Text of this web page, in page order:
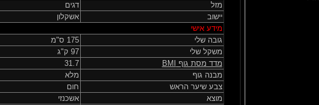
מזל
דגים
יישוב
אשקלון
מידע אישי
גובה שלי
175 ס"מ
משקל שלי
97 ק"ג
מדד מסת גוף
BMI
31.7
מבנה גוף
מלא
צבע שיער הראש
חום
מוצא
אשכנזי